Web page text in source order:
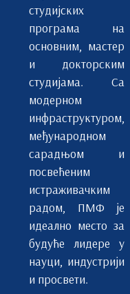
студијских
програма на
основним, мастер
и докторским
студијама. Са
модерном
инфраструктуром,
међународном
сарадњом и
посвећеним
истраживачким
радом, ПМФ је
идеално место за
будуће лидере у
науци, индустрији
и просвети.